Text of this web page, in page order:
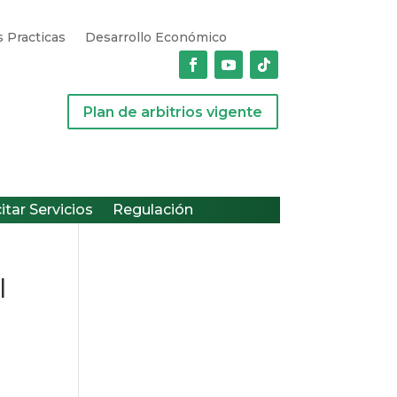
Practicas Desarrollo Económico
Plan de arbitrios vigente
Servicios Regulación